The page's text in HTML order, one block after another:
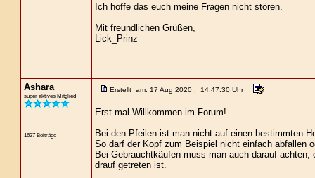
Ich hoffe das euch meine Fragen nicht stören.
Mit freundlichen Grüßen,
Lick_Prinz
Ashara
super aktives Mitglied
1627 Beiträge
Erstellt am: 17 Aug 2020 : 14:47:30 Uhr
Erst mal Willkommen im Forum!
Bei den Pfeilen ist man nicht auf einen bestimmten
So darf der Kopf zum Beispiel nicht einfach abfallen
Bei Gebrauchtkäufen muss man auch darauf
drauf getreten ist.